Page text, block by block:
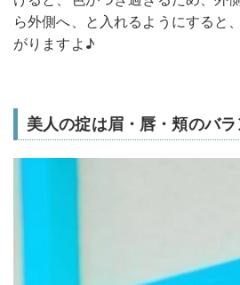
ら外側へ、と入れるようにすると
がりますよ♪
美人の掟は眉・唇・頬のバ